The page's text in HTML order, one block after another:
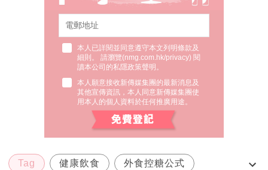
本人已詳閱並同意遵守本文列明條款及
細則。 請瀏覽(nmg.com.hk/privacy) 閱
讀本公司的私隱政策聲明。
本人願意接收新傳媒集團的最新消息及
其他宣傳資訊，本人同意新傳媒集團使
用本人的個人資料於任何推廣用途。
Tag 健康飲食 外食控糖公式